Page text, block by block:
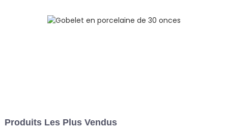
Produits Les Plus Vendus